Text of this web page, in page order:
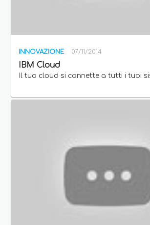
INNOVAZIONE 07/11/2014
IBM Cloud
Il tuo cloud si connette a tutti i tuoi